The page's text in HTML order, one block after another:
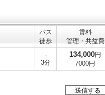
バス
徒歩
賃料
管理・共益費
-
3分
134,000円
7000円